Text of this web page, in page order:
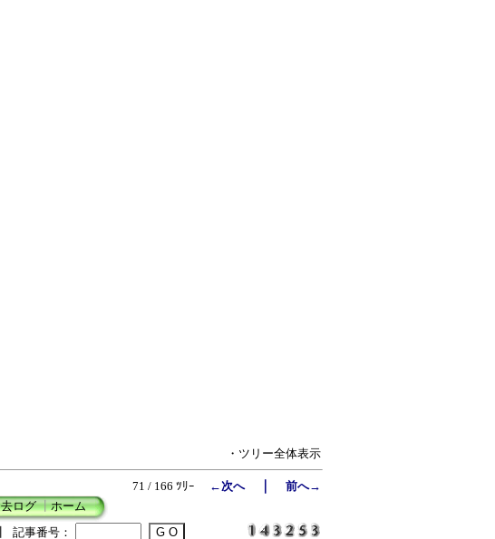
・ツリー全体表示
71 / 166 ﾂﾘｰ ←次へ｜ 前へ→
ログ┃ホーム
記事番号：